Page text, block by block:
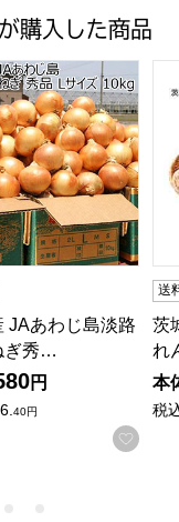
購入した商品
品 Lサイズ 3kg(お
登録する
JAあわじ島淡路島
JAあわじ島淡路
ぎ秀…
円
40円
お気
送
茨
れ
本
税